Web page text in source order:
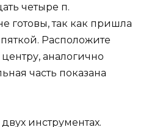
четыре п.
готовы, так как пришла
Расположите
аналогично
часть показана
инструментах.